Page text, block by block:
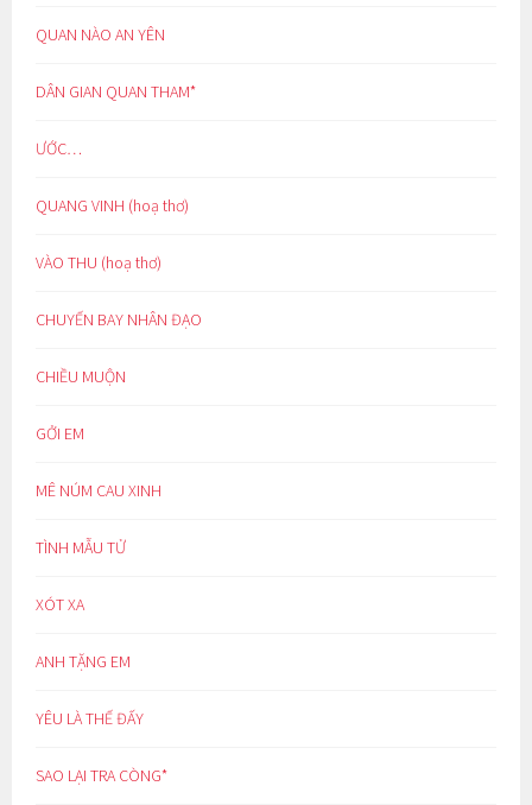
QUAN NÀO AN YÊN
DÂN GIAN QUAN THAM*
ƯỚC…
QUANG VINH (hoạ thơ)
VÀO THU (hoạ thơ)
CHUYẾN BAY NHÂN ĐẠO
CHIỀU MUỘN
GỞI EM
MÊ NÚM CAU XINH
TÌNH MẪU TỬ
XÓT XA
ANH TẶNG EM
YÊU LÀ THẾ ĐẤY
SAO LẠI TRA CÒNG*